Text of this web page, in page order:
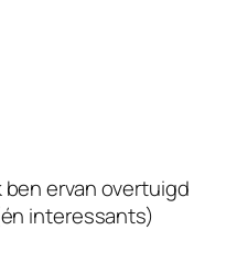
ervan overtuigd
interessants)